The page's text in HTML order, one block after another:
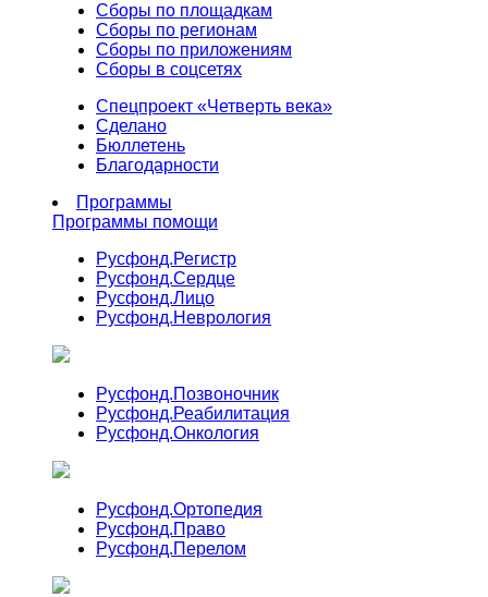
Сборы по площадкам
Сборы по регионам
Сборы по приложениям
Сборы в соцсетях
Спецпроект «Четверть века»
Сделано
Бюллетень
Благодарности
Программы
Программы помощи
Русфонд.Регистр
Русфонд.Сердце
Русфонд.Лицо
Русфонд.Неврология
Русфонд.Позвоночник
Русфонд.Реабилитация
Русфонд.Онкология
Русфонд.Ортопедия
Русфонд.Право
Русфонд.Перелом